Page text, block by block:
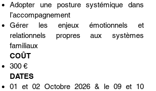
Adopter une posture systémique dans
l’accompagnement
Gérer les enjeux émotionnels et
relationnels propres aux systèmes
familiaux
COÛT
300 €
DATES
01 et 02 Octobre 2026 & le 09 et 10